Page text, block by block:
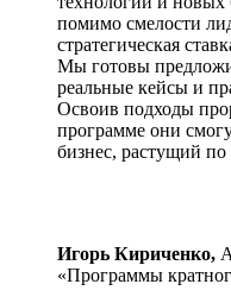
помимо смелости
стратегическая
Мы готовы
реальные кейсы и
Освоив подходы
программе они
бизнес, растущий по
Игорь Кириченко,
«Программы